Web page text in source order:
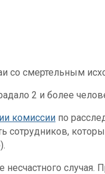
со смертельным
2 и более
комиссии по
сотрудников,
несчастного